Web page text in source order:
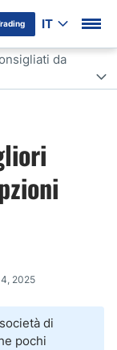
IT
da
2025
di
pochi